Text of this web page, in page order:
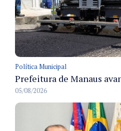
Política Municipal
05/08/2026